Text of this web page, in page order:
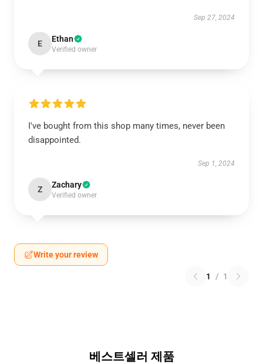
Sep 27, 2024
E Ethan
Verified owner
I've bought from this shop many times, never been
disappointed.
Sep 1, 2024
Z Zachary
Verified owner
Write your review
1 / 1
베스트셀러 제품